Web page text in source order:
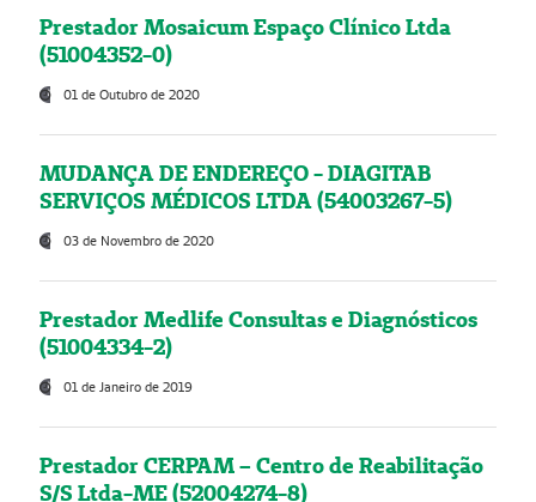
Prestador Mosaicum Espaço Clínico Ltda
(51004352-0)
01 de Outubro de 2020
MUDANÇA DE ENDEREÇO - DIAGITAB
SERVIÇOS MÉDICOS LTDA (54003267-5)
03 de Novembro de 2020
Prestador Medlife Consultas e Diagnósticos
(51004334-2)
01 de Janeiro de 2019
Prestador CERPAM – Centro de Reabilitação
S/S Ltda-ME (52004274-8)